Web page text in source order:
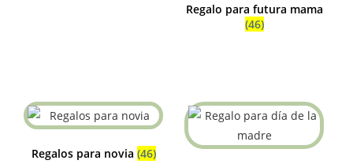
Regalo para futura mama
(46)
Regalos para novia (46)